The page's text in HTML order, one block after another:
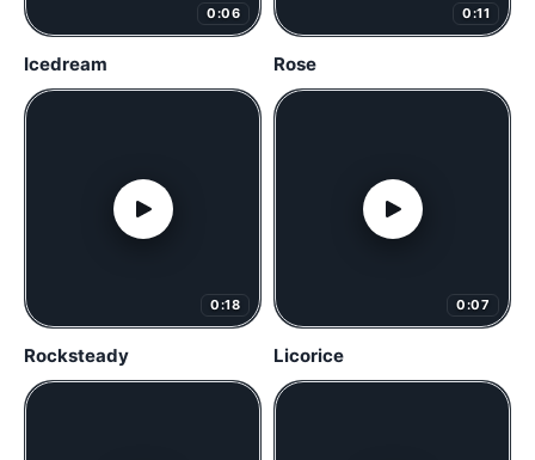
0:06
Icedream
0:11
Rose
0:18
Rocksteady
0:07
Licorice